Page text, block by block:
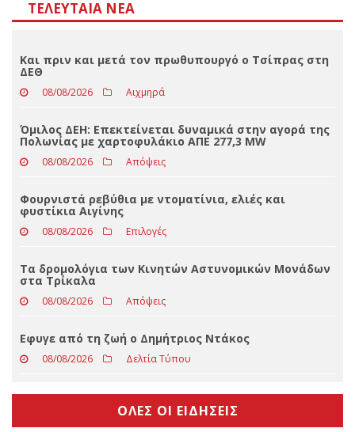
ΤΕΛΕΥΤΑΊΑ ΝΈΑ
Και πριν και μετά τον πρωθυπουργό ο Τσίπρας στη
ΔΕΘ
08/08/2026 Αιχμηρά
Όμιλος ΔΕΗ: Επεκτείνεται δυναμικά στην αγορά της
Πολωνίας με χαρτοφυλάκιο ΑΠΕ 277,3 MW
08/08/2026 Απόψεις
Φουρνιστά ρεβύθια με ντοματίνια, ελιές και
φυστίκια Αιγίνης
08/08/2026 Επιλογές
Τα δρομολόγια των Κινητών Αστυνομικών Μονάδων
στα Τρίκαλα
Eφυγε από τη ζωή ο Δημήτριος Ντάκος